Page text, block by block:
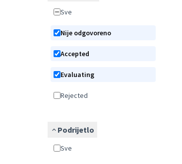
Sve
Nije odgovoreno
Accepted
Evaluating
Rejected
Podrijetlo
Sve